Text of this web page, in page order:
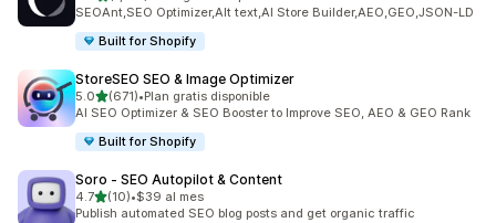
SEOAnt,SEO Optimizer,Alt text,AI Store Builder,AEO,GEO,JSON-LD
Built for Shopify
StoreSEO SEO & Image Optimizer
5.0de 5 estrellas
(671)
671 reseñas en total
•Plan gratis disponible
AI SEO Optimizer & SEO Booster to Improve SEO, AEO & GEO Rank
Built for Shopify
Soro ‑ SEO Autopilot & Content
4.7de 5 estrellas
(10)
10 reseñas en total
•$39 al mes
Publish automated SEO blog posts and get organic traffic